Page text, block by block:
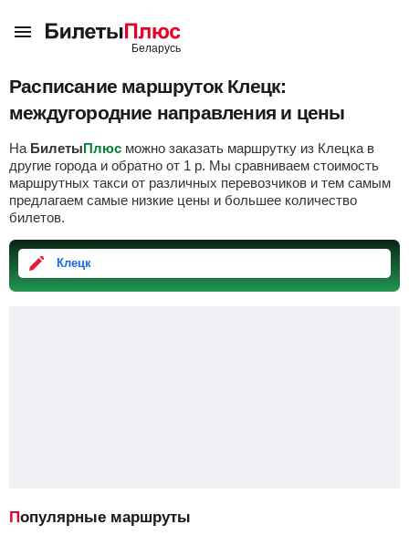
Расписание маршруток Клецк:
междугородние направления и цены
На БилетыПлюс можно заказать маршрутку из Клецка в
другие города и обратно от 1 р. Мы сравниваем стоимость
маршрутных такси от различных перевозчиков и тем самым
предлагаем самые низкие цены и большее количество
билетов.
Клецк
Популярные маршруты